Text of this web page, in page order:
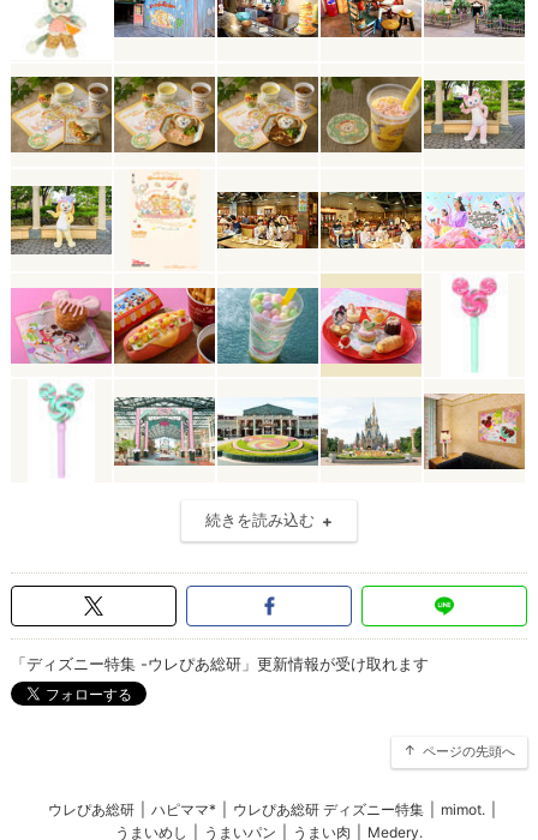
続きを読み込む
「ディズニー特集 -ウレぴあ総研」更新情報が受け取れます
ページの先頭へ
ウレぴあ総研 ハピママ* ウレぴあ総研 ディズニー特集 mimot.
うまいめし
うまいパン うまい肉 Medery.